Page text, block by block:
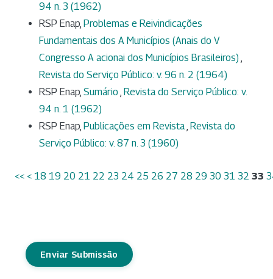
94 n. 3 (1962)
RSP Enap, Problemas e Reivindicações
Fundamentais dos A Municípios (Anais do V
Congresso A acionai dos Municípios Brasileiros) ,
Revista do Serviço Público: v. 96 n. 2 (1964)
RSP Enap, Sumário , Revista do Serviço Público: v.
94 n. 1 (1962)
RSP Enap, Publicações em Revista, Revista do
Serviço Público: v. 87 n. 3 (1960)
<< < 18 19 20 21 22 23 24 25 26 27 28 29 30 31 32 33
Enviar Submissão